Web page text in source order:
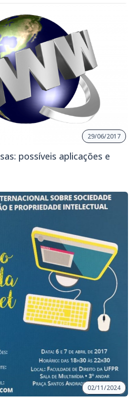
29/06/2017
possíveis aplicações e
02/11/2024